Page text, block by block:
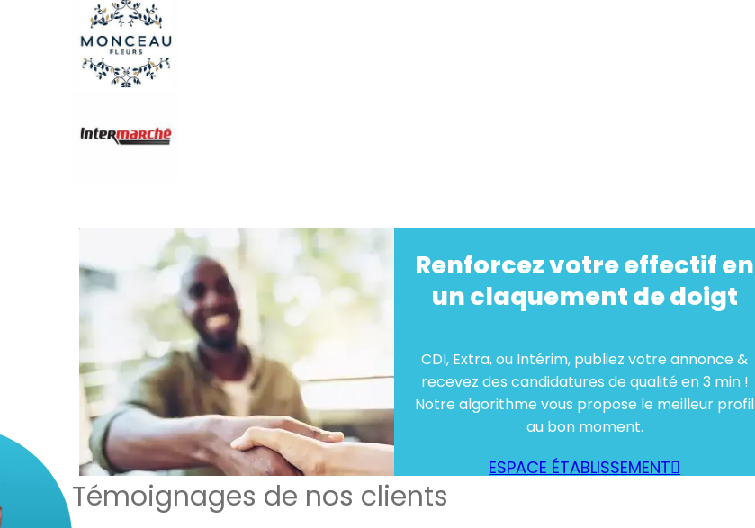
Renforcez votre effectif en
un claquement de doigt
CDI, Extra, ou Intérim, publiez votre annonce &
recevez des candidatures de qualité en 3 min !
Notre algorithme vous propose le meilleur profil
au bon moment.
ESPACE ÉTABLISSEMENT
Témoignages de nos clients